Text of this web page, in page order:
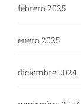
febrero 2025
enero 2025
diciembre 2024